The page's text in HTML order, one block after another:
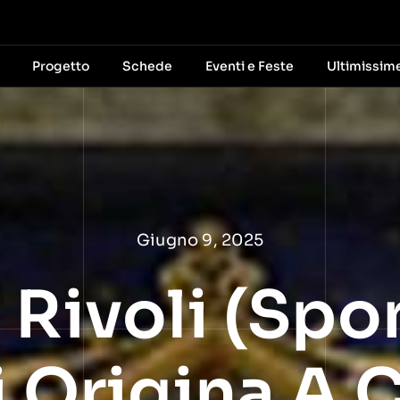
Progetto Schede Eventi e Feste
Giugno 9, 2025
Rivoli